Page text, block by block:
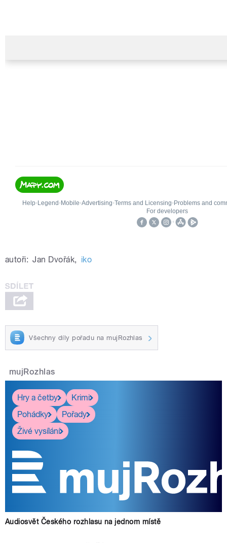
autoři: Jan Dvořák, iko
Všechny díly pořadu na mujRozhlas
mujRozhlas
Hry a četby
Krimi
Pohádky
Pořady
Živé vysílání
Audiosvět Českého rozhlasu na jednom místě